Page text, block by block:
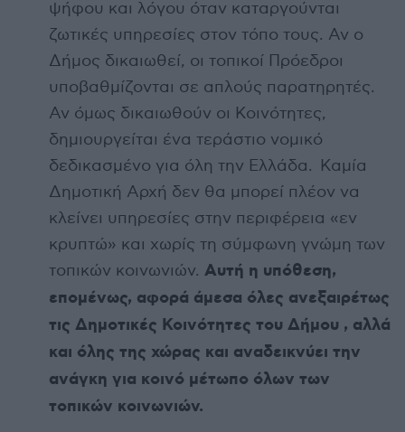
ψήφου και λόγου όταν καταργούνται
ζωτικές υπηρεσίες στον τόπο τους. Αν ο
Δήμος δικαιωθεί, οι τοπικοί Πρόεδροι
υποβαθμίζονται σε απλούς παρατηρητές.
Αν όμως δικαιωθούν οι Κοινότητες,
δημιουργείται ένα τεράστιο νομικό
δεδικασμένο για όλη την Ελλάδα. Καμία
Δημοτική Αρχή δεν θα μπορεί πλέον να
κλείνει υπηρεσίες στην περιφέρεια «εν
κρυπτώ» και χωρίς τη σύμφωνη γνώμη των
τοπικών κοινωνιών. Αυτή η υπόθεση,
επομένως, αφορά άμεσα όλες ανεξαιρέτως
τις Δημοτικές Κοινότητες του Δήμου , αλλά
και όλης της χώρας και αναδεικνύει την
ανάγκη για κοινό μέτωπο όλων των
τοπικών κοινωνιών.